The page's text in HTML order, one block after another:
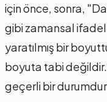
için önce, sonra,
gibi zamansal
yaratılmış bir
boyuta tabi değildir.
geçerli bir durumdur,